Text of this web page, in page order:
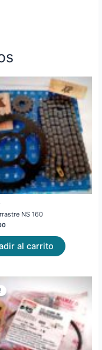
NS 160
al carrito
is:
$80.00.